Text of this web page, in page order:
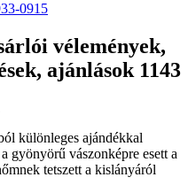
0915
vélemények,
ajánlások 1143
különleges ajándékkal
gyönyörű vászonképre esett a
tetszett a kislányáról